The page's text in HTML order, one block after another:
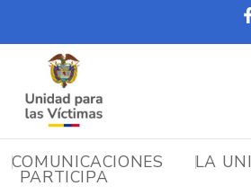
COMUNICACIONES LA
PARTICIPA